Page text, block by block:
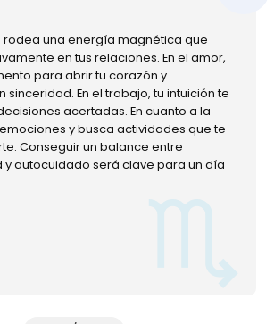
rodea una energía magnética que
en tus relaciones. En el amor,
para abrir tu corazón y
sinceridad. En el trabajo, tu intuición te
acertadas. En cuanto a la
y busca actividades que te
Conseguir un balance entre
autocuidado será clave para un día